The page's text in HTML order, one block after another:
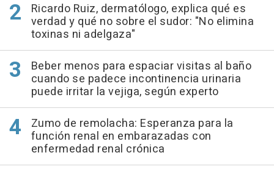
Ricardo Ruiz, dermatólogo, explica qué es
verdad y qué no sobre el sudor: "No elimina
toxinas ni adelgaza"
Beber menos para espaciar visitas al baño
cuando se padece incontinencia urinaria
puede irritar la vejiga, según experto
Zumo de remolacha: Esperanza para la
función renal en embarazadas con
enfermedad renal crónica